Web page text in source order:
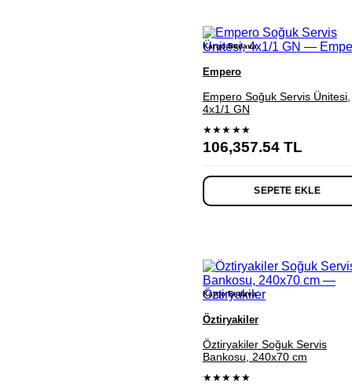
Kargo Bedava
Empero
Empero Soğuk Servis Ünitesi,
4x1/1 GN
★★★★★
106,357.54TL
SEPETE EKLE
Kargo Bedava
Öztiryakiler
Öztiryakiler Soğuk Servis
Bankosu, 240x70 cm
★★★★★